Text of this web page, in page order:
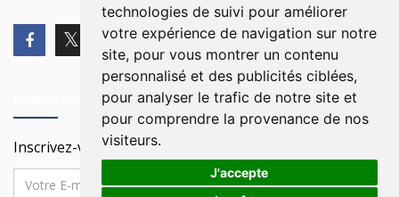
technologies de suivi pour améliorer
votre expérience de navigation sur notre
site, pour vous montrer un contenu
personnalisé et des publicités ciblées,
pour analyser le trafic de notre site et
pour comprendre la provenance de nos
visiteurs.
J'accepte
Inscrivez-vous à notre Newsletter